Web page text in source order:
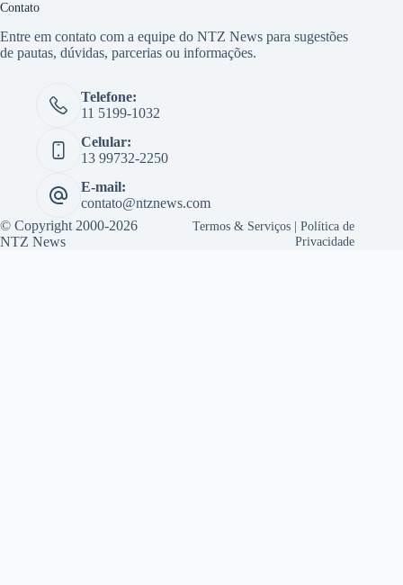
Contato
Entre em contato com a equipe do NTZ News para sugestões
de pautas, dúvidas, parcerias ou informações.
Telefone:
11 5199-1032
Celular:
13 99732-2250
E-mail:
contato@ntznews.com
© Copyright 2000-2026
NTZ News
Termos & Serviços |Política de
Privacidade